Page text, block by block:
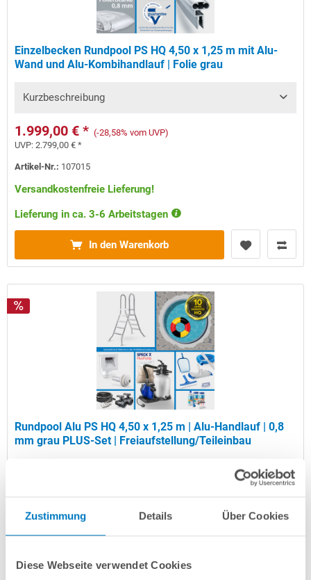
Zustimmung Details Über Cookies
Diese Webseite verwendet Cookies
Einzelbecken Rundpool PS HQ 4,50 x 1,25 m mit Alu-
Wand und Alu-Kombihandlauf | Folie grau
Kurzbeschreibung
1.999,00 € * (-28,58% vom UVP)
UVP:2.799,00 € *
Artikel-Nr.: 107015
Versandkostenfreie Lieferung!
Lieferung in ca. 3-6 Arbeitstagen
In den Warenkorb
Rundpool Alu PS HQ 4,50 x 1,25 m | Alu-Handlauf | 0,8
mm grau PLUS-Set | Freiaufstellung/Teileinbau
UVP:3.799,00 € *
Versandkostenfreie Lieferung!